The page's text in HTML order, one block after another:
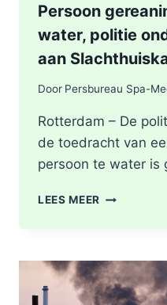
Persoon
water, politie
aan
Door Persbureau Spa-
Rotterdam – De
de toedracht van
persoon te water is
LEES MEER PERSOON
IN
WATER,
POLITIE